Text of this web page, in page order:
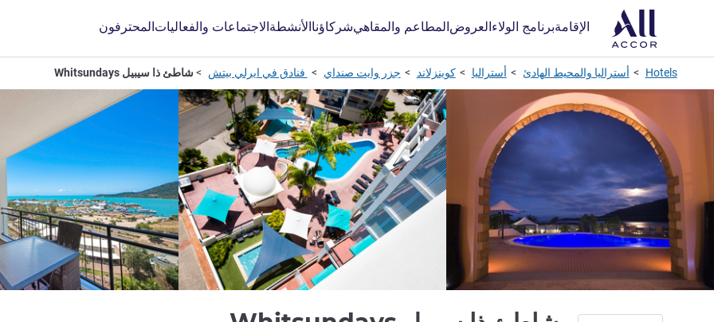
الإقامةبرنامج الولاءالعروضالمطاعم والمقاهيشركاؤناالأنشطةالاجتماعات والفعالياتالمحترفون
Hotels أستراليا والمحيط الهادئ أستراليا كوينزلاند جزر وايت صنداي فنادق في ايرلي بيتش شاطئ ذا سيبيل Whitsundays